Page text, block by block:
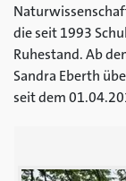
die seit 1993
Ruhestand. Ab
Sandra Eberth
seit dem